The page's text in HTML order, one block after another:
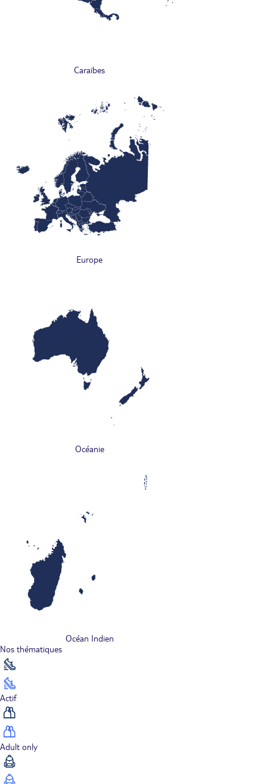
Caraïbes
Europe
Océanie
Océan Indien
Nos thématiques
Actif
Adult only